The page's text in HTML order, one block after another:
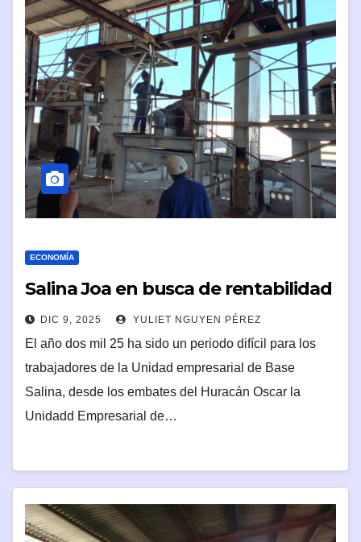
ECONOMÍA
Salina Joa en busca de rentabilidad
DIC 9, 2025 YULIET NGUYEN PÉREZ
El año dos mil 25 ha sido un periodo difícil para los
trabajadores de la Unidad empresarial de Base
Salina, desde los embates del Huracán Oscar la
Unidadd Empresarial de…